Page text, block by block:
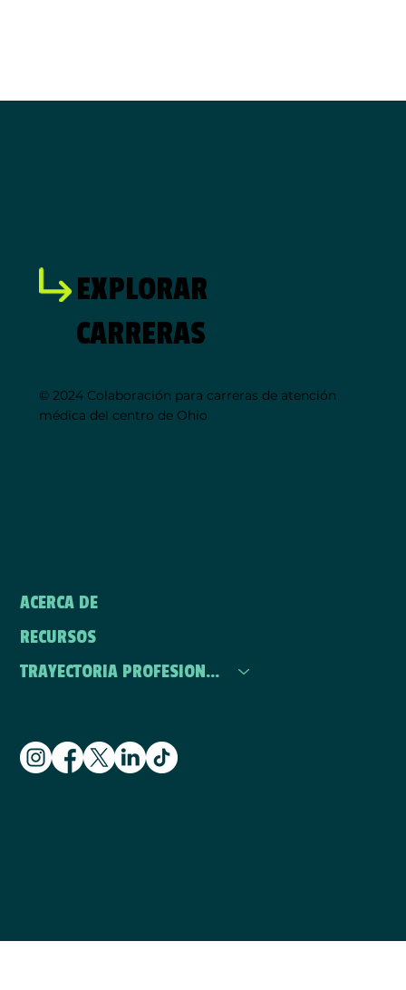
EXPLORAR
CARRERAS
© 2024 Colaboración para carreras de atención
médica del centro de Ohio
ACERCA DE
RECURSOS
TRAYECTORIA PROFESIONAL